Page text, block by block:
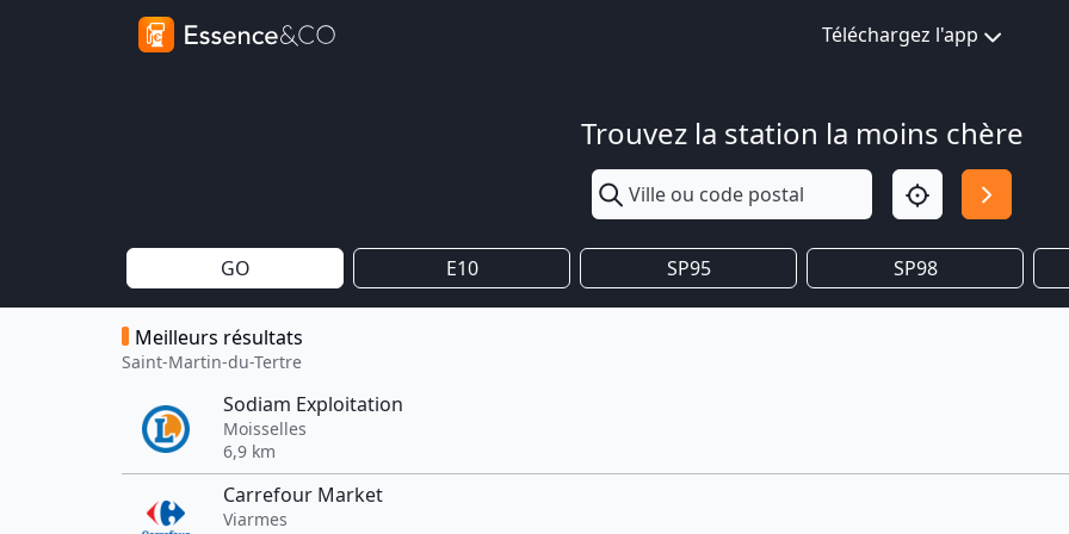
Téléchargez l'app
Trouvez la station la moins chère
GO E10 SP95 SP98
Meilleurs résultats
Saint-Martin-du-Tertre
Sodiam Exploitation
Moisselles
6,9 km
Carrefour Market
Viarmes